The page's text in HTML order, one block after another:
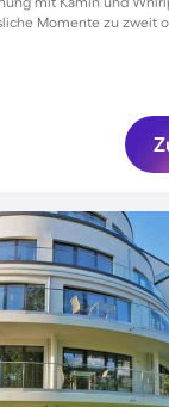
Momente zu zweit